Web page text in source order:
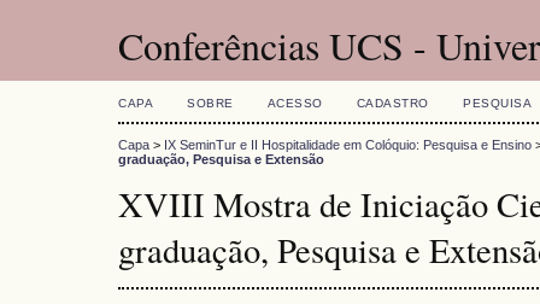
Conferências UCS -
CAPA SOBRE ACESSO CADASTRO PESQUISA
Capa > IX SeminTur e II Hospitalidade em Colóquio: Pesquisa e Ensino
graduação, Pesquisa e Extensão
XVIII Mostra de Iniciação
graduação, Pesquisa e